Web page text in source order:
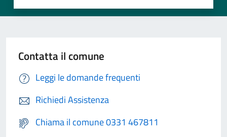
Contatta il comune
Leggi le domande frequenti
Richiedi Assistenza
Chiama il comune 0331 467811